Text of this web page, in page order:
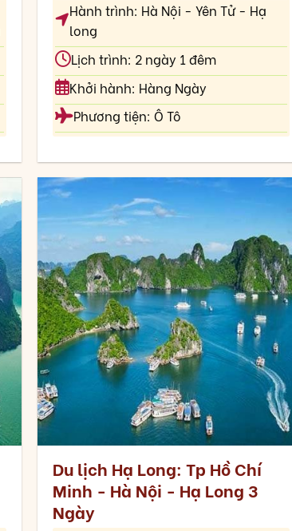
Hành trình: Hà Nội - Yên Tử - Hạ
long
Lịch trình: 2 ngày 1 đêm
Khởi hành: Hàng Ngày
Phương tiện: Ô Tô
Du lịch Hạ Long: Tp Hồ Chí
Minh - Hà Nội - Hạ Long 3
Ngày